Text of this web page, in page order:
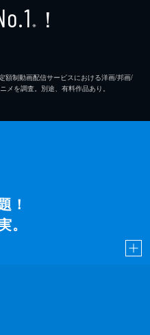
※ ！
制動画配信サービスにおける洋画/邦画/
メを調査。別途、有料作品あり。
！
。